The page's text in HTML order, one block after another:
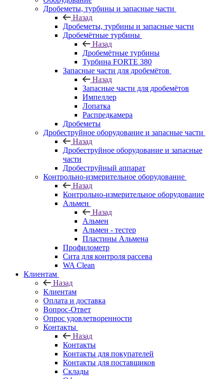
Дробеметы, турбины и запасные части
Назад
Дробеметы, турбины и запасные части
Дробемётные турбины
Назад
Дробемётные турбины
Турбина FORTE 380
Запасные части для дробемётов
Назад
Запасные части для дробемётов
Импеллер
Лопатка
Распредкамера
Дробеметы
Дробеструйное оборудование и запасные части
Назад
Дробеструйное оборудование и запасные
части
Дробеструйный аппарат
Контрольно-измерительное оборудование
Назад
Контрольно-измерительное оборудование
Альмен
Назад
Альмен
Альмен - тестер
Пластины Альмена
Профилометр
Сита для контроля рассева
WA Clean
Клиентам
Назад
Клиентам
Оплата и доставка
Вопрос-Ответ
Опрос удовлетворенности
Контакты
Назад
Контакты
Контакты для покупателей
Контакты для поставщиков
Склады